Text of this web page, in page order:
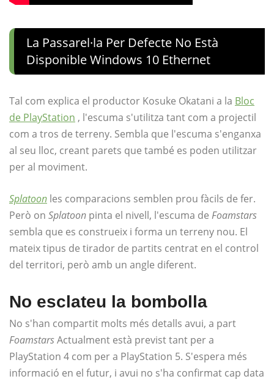
La Passarel·la Per Defecte No Està
Disponible Windows 10 Ethernet
Tal com explica el productor Kosuke Okatani a la Bloc
de PlayStation , l'escuma s'utilitza tant com a projectil
com a tros de terreny. Sembla que l'escuma s'enganxa
al seu lloc, creant parets que també es poden utilitzar
per al moviment.
Splatoon les comparacions semblen prou fàcils de fer.
Però on Splatoon pinta el nivell, l'escuma de Foamstars
sembla que es construeix i forma un terreny nou. El
mateix tipus de tirador de partits centrat en el control
del territori, però amb un angle diferent.
No esclateu la bombolla
No s'han compartit molts més detalls avui, a part
FoamstarsActualment està previst tant per a
PlayStation 4 com per a PlayStation 5. S'espera més
informació en el futur, i avui no s'ha confirmat cap data